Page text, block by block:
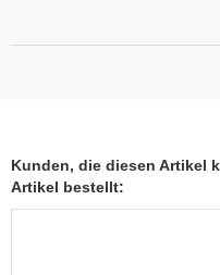
Kunden, die diesen Artikel
Artikel bestellt: